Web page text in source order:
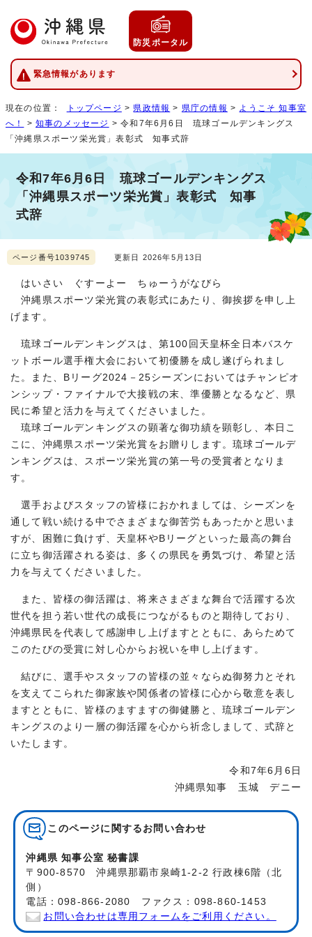
防災ポータル
緊急情報があります
現在の位置： トップページ > 県政情報 > 県庁の情報 > ようこそ 知事室
へ！
>知事のメッセージ > 令和7年6月6日 琉球ゴールデンキングス
「沖縄県スポーツ栄光賞」表彰式 知事式辞
令和7年6月6日 琉球ゴールデンキングス
「沖縄県スポーツ栄光賞」表彰式 知事
式辞
ページ番号1039745 更新日 2026年5月13日
はいさい ぐすーよー ちゅーうがなびら
沖縄県スポーツ栄光賞の表彰式にあたり、御挨拶を申し上
げます。
琉球ゴールデンキングスは、第100回天皇杯全日本バスケ
ットボール選手権大会において初優勝を成し遂げられまし
た。また、Bリーグ2024－25シーズンにおいてはチャンピオ
ンシップ・ファイナルで大接戦の末、準優勝となるなど、県
民に希望と活力を与えてくださいました。
琉球ゴールデンキングスの顕著な御功績を顕彰し、本日こ
こに、沖縄県スポーツ栄光賞をお贈りします。琉球ゴールデ
ンキングスは、スポーツ栄光賞の第一号の受賞者となりま
す。
選手およびスタッフの皆様におかれましては、シーズンを
通して戦い続ける中でさまざまな御苦労もあったかと思いま
すが、困難に負けず、天皇杯やBリーグといった最高の舞台
に立ち御活躍される姿は、多くの県民を勇気づけ、希望と活
力を与えてくださいました。
また、皆様の御活躍は、将来さまざまな舞台で活躍する次
世代を担う若い世代の成長につながるものと期待しており、
沖縄県民を代表して感謝申し上げますとともに、あらためて
このたびの受賞に対し心からお祝いを申し上げます。
結びに、選手やスタッフの皆様の並々ならぬ御努力とそれ
を支えてこられた御家族や関係者の皆様に心から敬意を表し
ますとともに、皆様のますますの御健勝と、琉球ゴールデン
キングスのより一層の御活躍を心から祈念しまして、式辞と
いたします。
令和7年6月6日
沖縄県知事 玉城 デニー
このページに関する お問い合わせ
沖縄県 知事公室 秘書課
〒900-8570 沖縄県那覇市泉崎1-2-2 行政棟6階（北
側）
電話：098-866-2080 ファクス：098-860-1453
お問い合わせは専用フォームをご利用ください。